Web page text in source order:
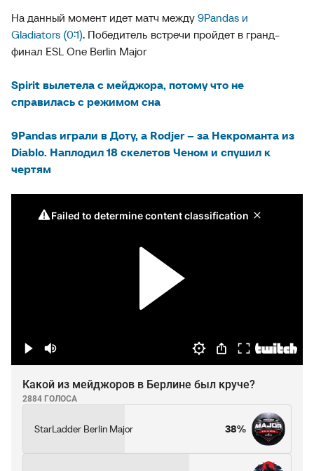
На данный момент идет матч между 9Pandas и
Gladiators (0:1). Победитель встречи пройдет в гранд-
финал ESL One Berlin Major
Spirit вылетела с мейджора, потому что не
справилась с режимом сна
9Pandas играли в Доту, а Rodjer – за Некроманта из
Diablo. Наплодил 18 скелетов Ченом и спушил к
чертям
Какой из мейджоров в Берлине был круче?
2884 ГОЛОСА
StarLadder Berlin Major 38%